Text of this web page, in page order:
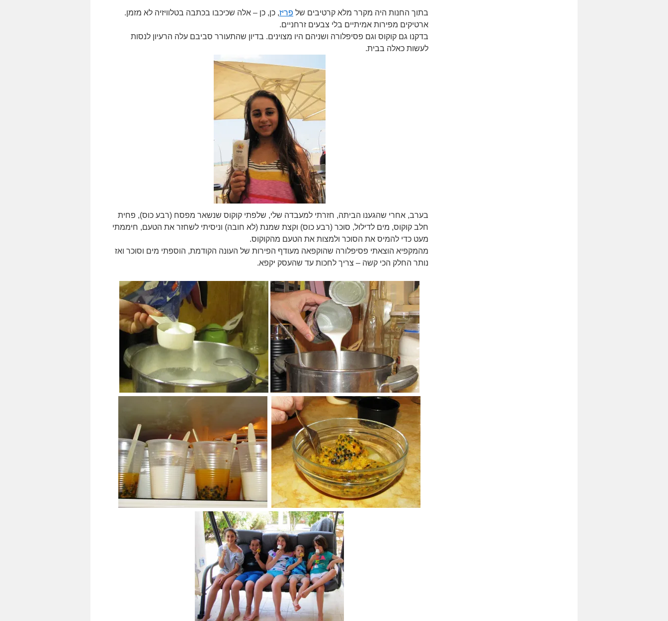
בתוך החנות היה מקרר מלא קרטיבים של פריז, כן, כן – אלה שכיכבו בכתבה בטלוויזיה לא מזמן.
ארטיקים מפירות אמיתיים בלי צבעים זרחניים.
בדקנו גם קוקוס וגם פסיפלורה ושניהם היו מצוינים. בדיון שהתעורר סביבם עלה הרעיון לנסות
לעשות כאלה בבית.
בערב, אחרי שהגענו הביתה, חזרתי למעבדה שלי, שלפתי קוקוס שנשאר מפסח (רבע כוס), פחית
חלב קוקוס, מים לדילול, סוכר (רבע כוס) וקצת שמנת (לא חובה) וניסיתי לשחזר את הטעם, חיממתי
מעט כדי להמיס את הסוכר ולמצות את הטעם מהקוקוס.
מהמקפיא הוצאתי פסיפלורה שהוקפאה מעודף הפירות של העונה הקודמת, הוספתי מים וסוכר ואז
נותר החלק הכי קשה – צריך לחכות עד שהעסק יקפא.